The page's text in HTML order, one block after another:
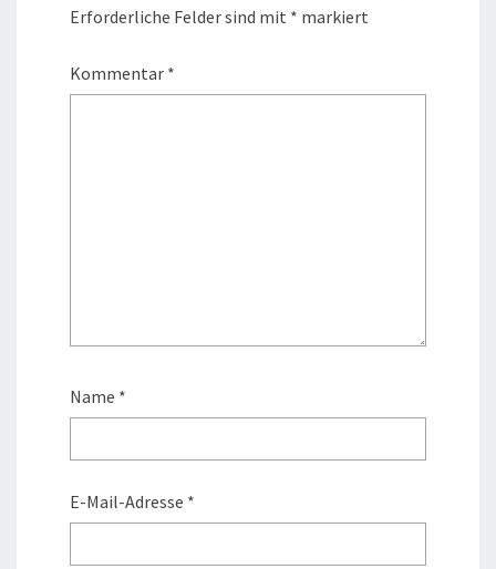
Erforderliche Felder sind mit * markiert
Kommentar *
Name *
E-Mail-Adresse *